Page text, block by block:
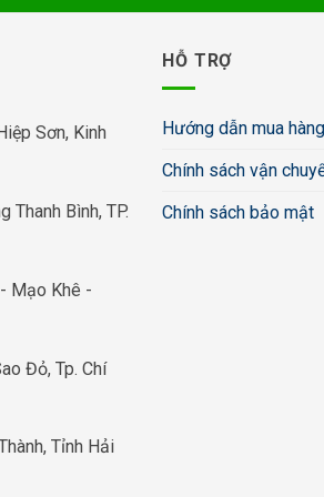
Sơn, Kinh
Thanh Bình, TP.
Mạo Khê -
Đỏ, Tp. Chí
Tỉnh Hải
HỖ TRỢ
Hướng dẫn mua
Chính sách vận
Chính sách bảo mật